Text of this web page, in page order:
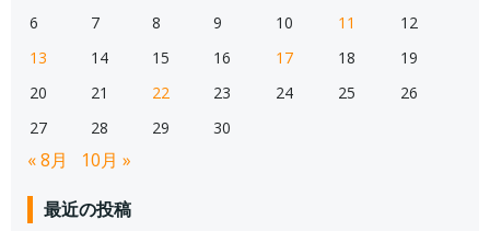
6
7 8 9 10 11
12
13
14 15 16 17 18
19
20
21 22 23 24 25
26
27
28 29 30
« 8月 10月 »
最近の投稿